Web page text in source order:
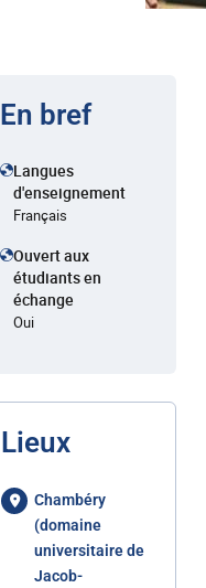
En bref
Langues
d'enseignement
Français
Ouvert aux
étudiants en
échange
Oui
Lieux
Chambéry
(domaine
universitaire de
Jacob-